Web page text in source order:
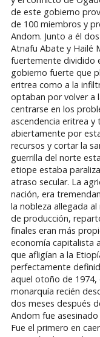
de este gobierno
de 100 miembros y
Andom. Junto a él
Atnafu Abate y Hailé
fuertemente dividido
gobierno fuerte que
eritrea como a la
optaban por volver a
centrarse en los
ascendencia eritrea y
abiertamente por
recursos y cortar la
guerrilla del norte
etiope estaba
atraso secular. La
nación, era
la nobleza allegada
de producción,
finales eran más
economía capitalista
que afligían a la
perfectamente
aquel otoño de 1974,
monarquía recién
dos meses después
Andom fue
Fue el primero en